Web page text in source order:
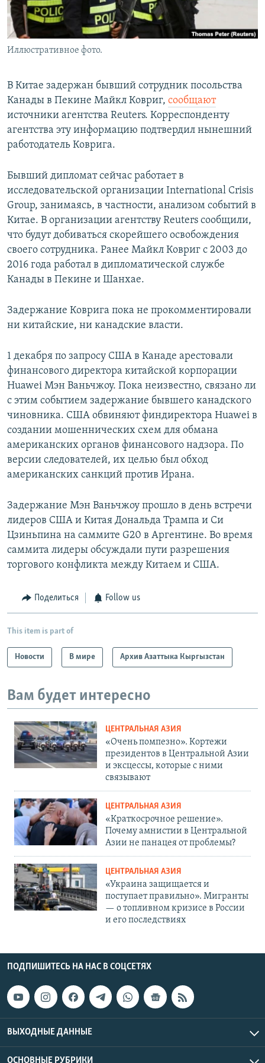
Иллюстративное фото.
В Китае задержан бывший сотрудник посольства
Канады в Пекине Майкл Ковриг, сообщают
источники агентства Reuters. Корреспонденту
агентства эту информацию подтвердил нынешний
работодатель Коврига.
Бывший дипломат сейчас работает в
исследовательской организации International Crisis
Group, занимаясь, в частности, анализом событий в
Китае. В организации агентству Reuters сообщили,
что будут добиваться скорейшего освобождения
своего сотрудника. Ранее Майкл Ковриг с 2003 до
2016 года работал в дипломатической службе
Канады в Пекине и Шанхае.
Задержание Коврига пока не прокомментировали
ни китайские, ни канадские власти.
1 декабря по запросу США в Канаде арестовали
финансового директора китайской корпорации
Huawei Мэн Ваньчжоу. Пока неизвестно, связано ли
с этим событием задержание бывшего канадского
чиновника. США обвиняют финдиректора Huawei в
создании мошеннических схем для обмана
американских органов финансового надзора. По
версии следователей, их целью был обход
американских санкций против Ирана.
Задержание Мэн Ваньчжоу прошло в день встречи
лидеров США и Китая Дональда Трампа и Си
Цзиньпина на саммите G20 в Аргентине. Во время
саммита лидеры обсуждали пути разрешения
торгового конфликта между Китаем и США.
Поделиться Follow us
This item is part of
Новости В мире Архив Азаттыка Кыргызстан
Вам будет интересно
ЦЕНТРАЛЬНАЯ АЗИЯ
«Очень помпезно». Кортежи
президентов в Центральной Азии
и эксцессы, которые с ними
связывают
ЦЕНТРАЛЬНАЯ АЗИЯ
«Краткосрочное решение».
Почему амнистии в Центральной
Азии не панацея от проблемы?
ЦЕНТРАЛЬНАЯ АЗИЯ
«Украина защищается и
поступает правильно». Мигранты
— о топливном кризисе в России
и его последствиях
ПОДПИШИТЕСЬ НА НАС В СОЦСЕТЯХ
ВЫХОДНЫЕ ДАННЫЕ
ОСНОВНЫЕ РУБРИКИ